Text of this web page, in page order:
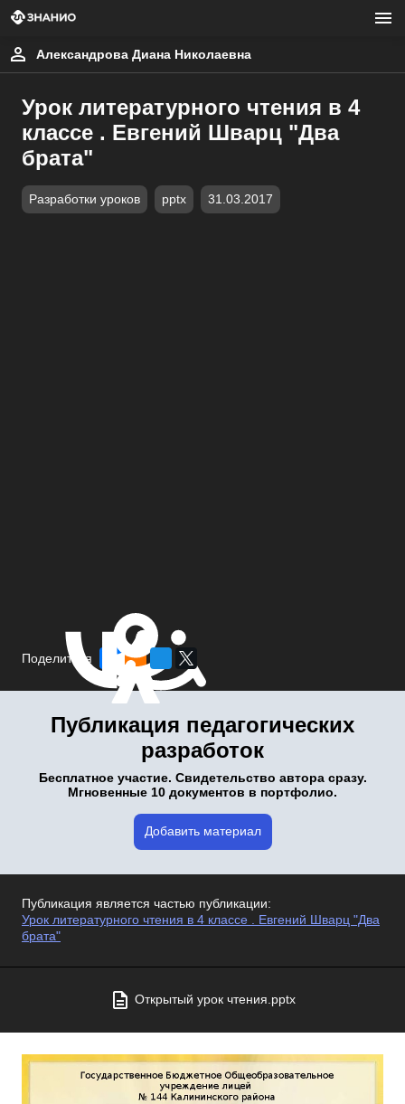
Александрова Диана Николаевна
Урок литературного чтения в 4
классе . Евгений Шварц "Два
брата"
Разработки уроков pptx 31.03.2017
Поделиться
Публикация педагогических
разработок
Бесплатное участие. Свидетельство автора сразу.
Мгновенные 10 документов в портфолио.
Добавить материал
Публикация является частью публикации:
Урок литературного чтения в 4 классе . Евгений Шварц "Два
брата"
Открытый урок чтения.pptx